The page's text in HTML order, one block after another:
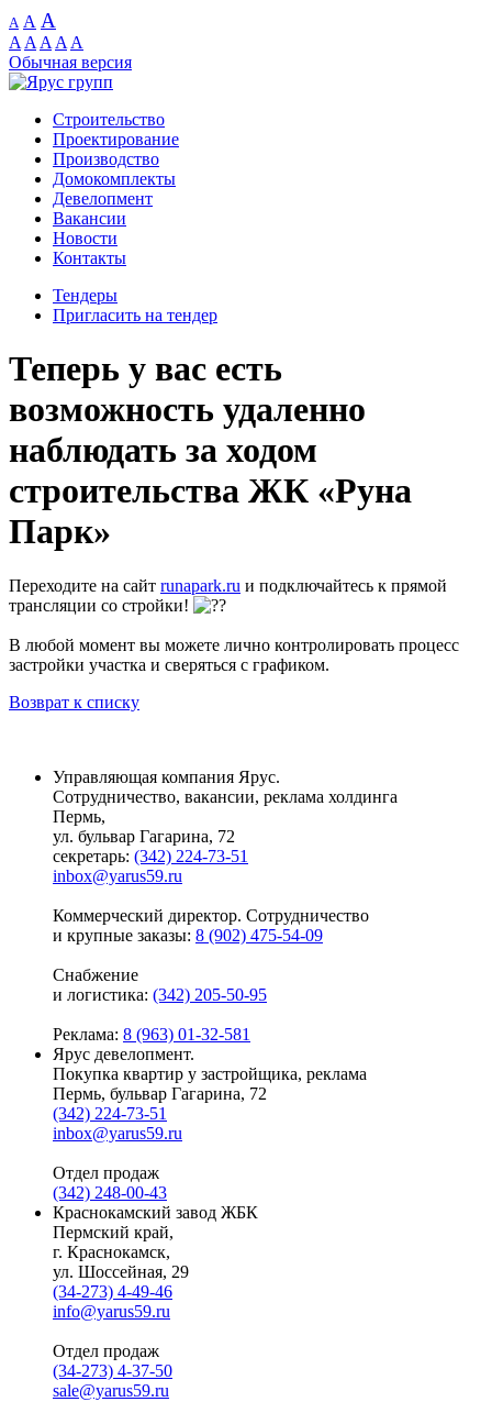
A A A
A A A A A
Обычная версия
Строительство
Проектирование
Производство
Домокомплекты
Девелопмент
Вакансии
Новости
Контакты
Тендеры
Пригласить на тендер
Теперь у вас есть
возможность удаленно
наблюдать за ходом
строительства ЖК «Руна
Парк»
Переходите на сайт runapark.ru и подключайтесь к прямой
трансляции со стройки!
В любой момент вы можете лично контролировать процесс
застройки участка и сверяться с графиком.
Возврат к списку
Управляющая компания Ярус.
Сотрудничество, вакансии, реклама холдинга
Пермь,
ул. бульвар Гагарина, 72
секретарь: (342) 224-73-51
inbox@yarus59.ru
Коммерческий директор. Сотрудничество
и крупные заказы: 8 (902) 475-54-09
Снабжение
и логистика: (342) 205-50-95
Реклама: 8 (963) 01-32-581
Ярус девелопмент.
Покупка квартир у застройщика, реклама
Пермь, бульвар Гагарина, 72
(342) 224-73-51
inbox@yarus59.ru
Отдел продаж
(342) 248-00-43
Краснокамский завод ЖБК
Пермский край,
г. Краснокамск,
ул. Шоссейная, 29
(34-273) 4-49-46
info@yarus59.ru
Отдел продаж
(34-273) 4-37-50
sale@yarus59.ru